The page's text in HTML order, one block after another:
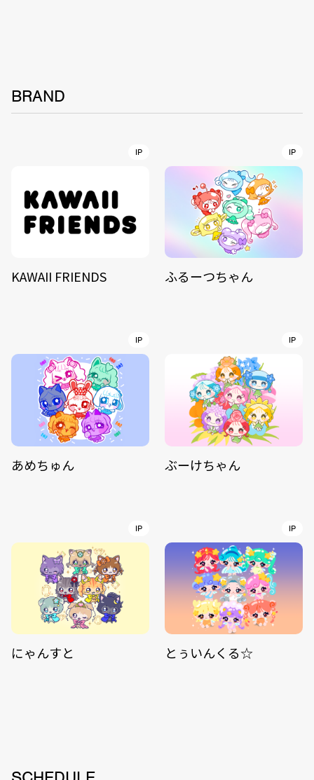
BRAND
IP
KAWAII FRIENDS
IP
ふるーつちゃん
IP
あめちゅん
IP
ぶーけちゃん
IP
にゃんすと
IP
とぅいんくる☆